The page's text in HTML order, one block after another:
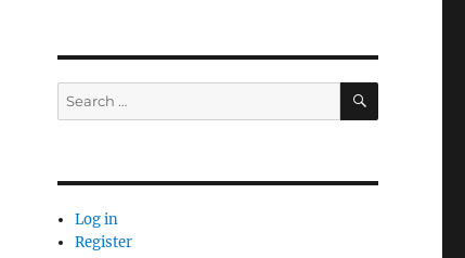
Search
for:
SEARCH
Log in
Register